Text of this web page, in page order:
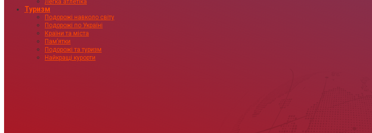
Туризм
Подорожі навколо світу
Подорожі по Україні
Країни та міста
Пам’ятки
Подорожі та туризм
Найкращі курорти